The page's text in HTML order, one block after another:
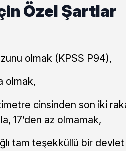
Özel Şartlar
olmak (KPSS P94),
olmak,
cinsinden son iki
17’den az olmamak,
tam teşekküllü bir devlet